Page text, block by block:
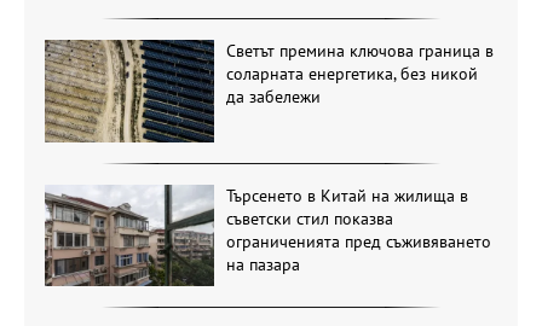
Светът премина ключова граница в
соларната енергетика, без никой
да забележи
Търсенето в Китай на жилища в
съветски стил показва
ограниченията пред съживяването
на пазара